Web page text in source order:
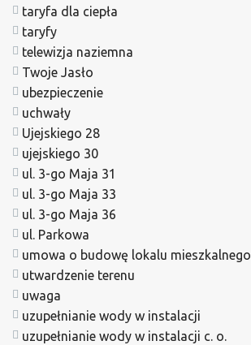
taryfa dla ciepła
taryfy
telewizja naziemna
Twoje Jasło
ubezpieczenie
uchwały
Ujejskiego 28
ujejskiego 30
ul. 3-go Maja 31
ul. 3-go Maja 33
ul. 3-go Maja 36
ul. Parkowa
umowa o budowę lokalu mieszkalnego
utwardzenie terenu
uwaga
uzupełnianie wody w instalacji
uzupełnianie wody w instalacji c. o.